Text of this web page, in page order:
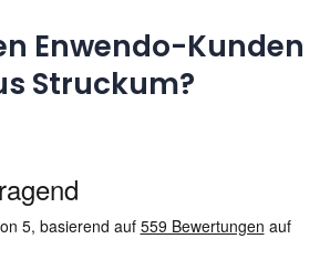
Enwendo-Kunden
Struckum?